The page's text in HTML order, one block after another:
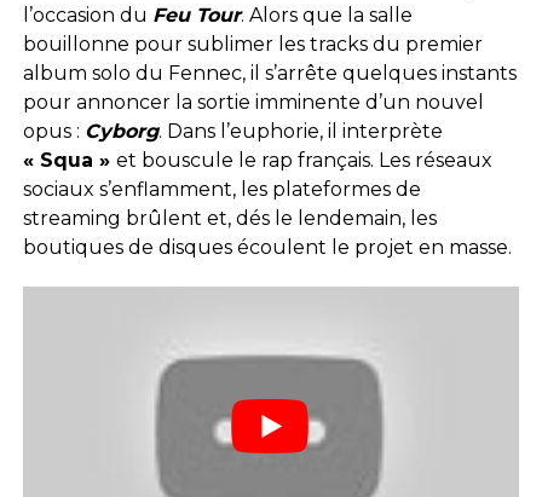
l’occasion du Feu Tour. Alors que la salle
bouillonne pour sublimer les tracks du premier
album solo du Fennec, il s’arrête quelques instants
pour annoncer la sortie imminente d’un nouvel
opus : Cyborg. Dans l’euphorie, il interprète
« Squa » et bouscule le rap français. Les réseaux
sociaux s’enflamment, les plateformes de
streaming brûlent et, dés le lendemain, les
boutiques de disques écoulent le projet en masse.